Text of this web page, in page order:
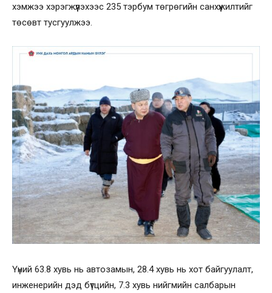
хэмжээ хэрэгжүүлэхээс 235 тэрбум төгрөгийн санхүүжилтийг
төсөвт тусгуулжээ.
Үүний 63.8 хувь нь автозамын, 28.4 хувь нь хот байгуулалт,
инженерийн дэд бүтцийн, 7.3 хувь нийгмийн салбарын